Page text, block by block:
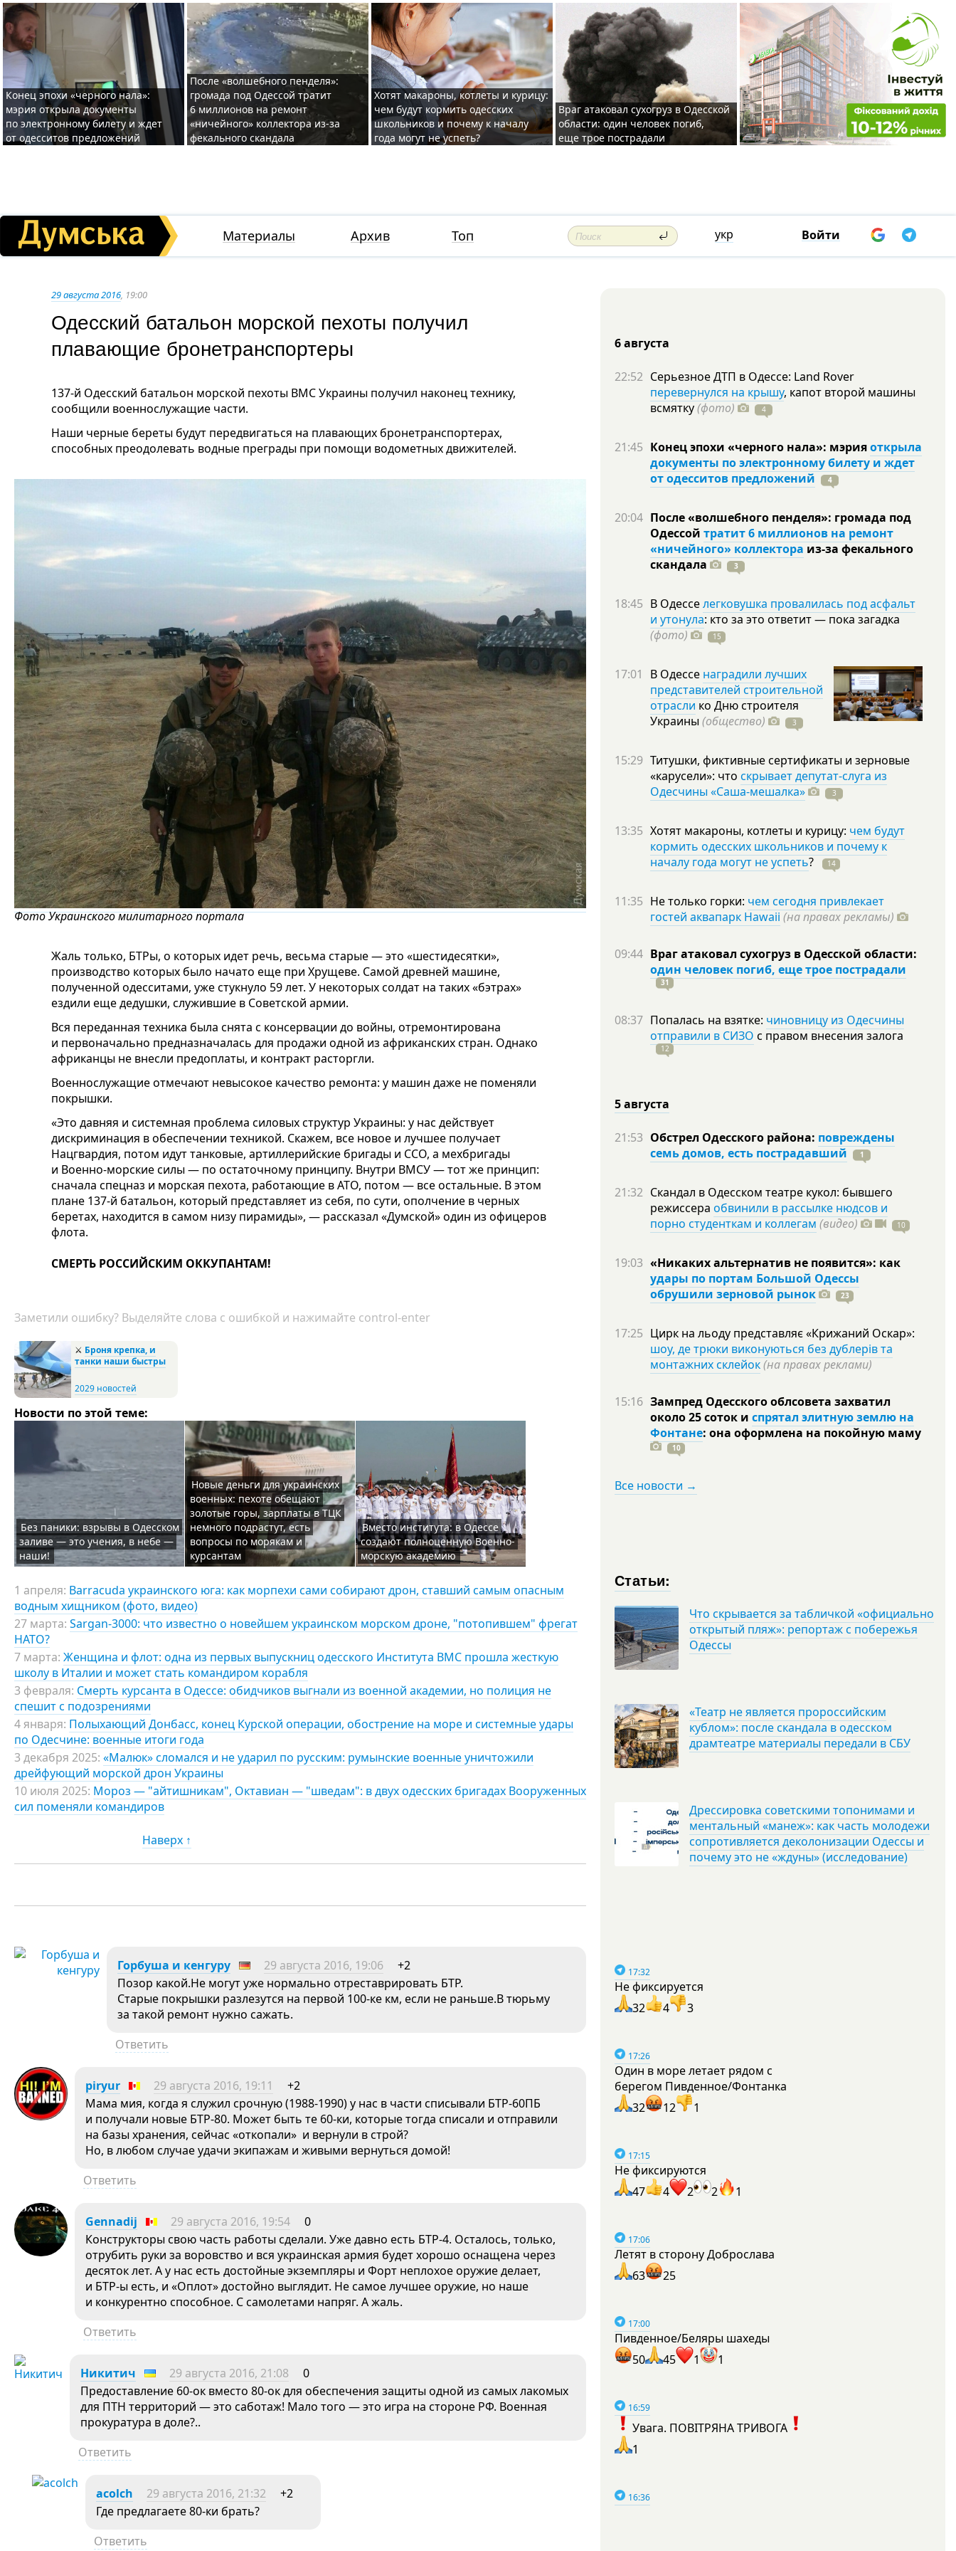
Конец эпохи «черного нала»:
мэрия открыла документы
по электронному билету и ждет
от одесситов предложений
После «волшебного пенделя»:
громада под Одессой тратит
6 миллионов на ремонт
«ничейного» коллектора из-за
фекального скандала
Хотят макароны, котлеты и курицу:
чем будут кормить одесских
школьников и почему к началу
года могут не успеть?
Враг атаковал сухогруз в Одесской
области: один человек погиб,
еще трое пострадали
Материалы Архив Топ укр Войти
29 августа 2016, 19:00
Одесский батальон морской пехоты получил
плавающие бронетранспортеры
137-й Одесский батальон морской пехоты ВМС Украины получил наконец технику,
сообщили военнослужащие части.
Наши черные береты будут передвигаться на плавающих бронетранспортерах,
способных преодолевать водные преграды при помощи водометных движителей.
Фото Украинского милитарного портала
Жаль только, БТРы, о которых идет речь, весьма старые — это «шестидесятки»,
производство которых было начато еще при Хрущеве. Самой древней машине,
полученной одесситами, уже стукнуло 59 лет. У некоторых солдат на таких «бэтрах»
ездили еще дедушки, служившие в Советской армии.
Вся переданная техника была снята с консервации до войны, отремонтирована
и первоначально предназначалась для продажи одной из африканских стран. Однако
африканцы не внесли предоплаты, и контракт расторгли.
Военнослужащие отмечают невысокое качество ремонта: у машин даже не поменяли
покрышки.
«Это давняя и системная проблема силовых структур Украины: у нас действует
дискриминация в обеспечении техникой. Скажем, все новое и лучшее получает
Нацгвардия, потом идут танковые, артиллерийские бригады и ССО, а мехбригады
и Военно-морские силы — по остаточному принципу. Внутри ВМСУ — тот же принцип:
сначала спецназ и морская пехота, работающие в АТО, потом — все остальные. В этом
плане 137-й батальон, который представляет из себя, по сути, ополчение в черных
беретах, находится в самом низу пирамиды», — рассказал «Думской» один из офицеров
флота.
СМЕРТЬ РОССИЙСКИМ ОККУПАНТАМ!
Заметили ошибку? Выделяйте слова с ошибкой и нажимайте control-enter
⚔️ Броня крепка, и
танки наши быстры
2029 новостей
Новости по этой теме:
Без паники: взрывы в Одесском
заливе — это учения, в небе —
наши!
Новые деньги для украинских
военных: пехоте обещают
золотые горы, зарплаты в ТЦК
немного подрастут, есть
вопросы по морякам и
курсантам
Вместо института: в Одессе
создают полноценную Военно-
морскую академию
1 апреля: Barracuda украинского юга: как морпехи сами собирают дрон, ставший самым опасным
водным хищником (фото, видео)
27 марта: Sargan-3000: что известно о новейшем украинском морском дроне, "потопившем" фрегат
НАТО?
7 марта: Женщина и флот: одна из первых выпускниц одесского Института ВМС прошла жесткую
школу в Италии и может стать командиром корабля
3 февраля: Смерть курсанта в Одессе: обидчиков выгнали из военной академии, но полиция не
спешит с подозрениями
4 января: Полыхающий Донбасс, конец Курской операции, обострение на море и системные удары
по Одесчине: военные итоги года
3 декабря 2025: «Малюк» сломался и не ударил по русским: румынские военные уничтожили
дрейфующий морской дрон Украины
10 июля 2025: Мороз — "айтишникам", Октавиан — "шведам": в двух одесских бригадах Вооруженных
сил поменяли командиров
Наверх ↑
Горбуша и кенгуру 29 августа 2016, 19:06
+2
Позор какой.Не могут уже нормально отреставрировать БТР.
Старые покрышки разлезутся на первой 100-ке км, если не раньше.В тюрьму
за такой ремонт нужно сажать.
Ответить
piryur 29 августа 2016, 19:11
+2
Мама мия, когда я служил срочную (1988-1990) у нас в части списывали БТР-60ПБ
и получали новые БТР-80. Может быть те 60-ки, которые тогда списали и отправили
на базы хранения, сейчас «откопали» и вернули в строй?
Но, в любом случае удачи экипажам и живыми вернуться домой!
Ответить
Gennadij 29 августа 2016, 19:54
0
Конструкторы свою часть работы сделали. Уже давно есть БТР-4. Осталось, только,
отрубить руки за воровство и вся украинская армия будет хорошо оснащена через
десяток лет. А у нас есть достойные экземпляры и Форт неплохое оружие делает,
и БТР-ы есть, и «Оплот» достойно выглядит. Не самое лучшее оружие, но наше
и конкурентно способное. С самолетами напряг. А жаль.
Ответить
Никитич 29 августа 2016, 21:08
0
Предоставление 60-ок вместо 80-ок для обеспечения защиты одной из самых лакомых
для ПТН территорий — это саботаж! Мало того — это игра на стороне РФ. Военная
прокуратура в доле?..
Ответить
acolch 29 августа 2016, 21:32
+2
Где предлагаете 80-ки брать?
Ответить
6 августа
22:52 Серьезное ДТП в Одессе: Land Rover
перевернулся на крышу, капот второй машины
всмятку(фото) 4
21:45 Конец эпохи «черного нала»: мэрияоткрыла
документы по электронному билету и ждет
от одесситов предложений
4
20:04 После «волшебного пенделя»: громада под
Одессой тратит 6 миллионов на ремонт
«ничейного» коллектора из-за фекального
скандала
3
18:45 В Одесселегковушка провалилась под асфальт
и утонула: кто за это ответит — пока загадка
(фото)
15
17:01 В Одессе наградили лучших
представителей строительной
отрасли ко Дню строителя
Украины (общество) 3
15:29 Титушки, фиктивные сертификаты и зерновые
«карусели»: что скрывает депутат-слуга из
Одесчины «Саша-мешалка»
3
13:35 Хотят макароны, котлеты и курицу: чем будут
кормить одесских школьников и почему к
началу года могут не успеть? 14
11:35 Не только горки: чем сегодня привлекает
гостей аквапарк Hawaii (на правах рекламы)
09:44 Враг атаковал сухогруз в Одесской области:
один человек погиб, еще трое пострадали
31
08:37 Попалась на взятке: чиновницу из Одесчины
отправили в СИЗО с правом внесения залога
12
5 августа
21:53 Обстрел Одесского района: повреждены
семь домов, есть пострадавший
1
21:32 Скандал в Одесском театре кукол: бывшего
режиссера обвинили в рассылке нюдсов и
порно студенткам и коллегам (видео) 10
19:03 «Никаких альтернатив не появится»: как
удары по портам Большой Одессы
обрушили зерновой рынок
23
17:25 Цирк на льоду представляє «Крижаний Оскар»:
шоу, де трюки виконуються без дублерів та
монтажних склейок(на правах реклами)
15:16 Зампред Одесского облсовета захватил
около 25 соток и спрятал элитную землю на
Фонтане: она оформлена на покойную маму
10
Все новости →
Статьи:
Что скрывается за табличкой «официально
открытый пляж»: репортаж с побережья
Одессы
«Театр не является пророссийским
кублом»: после скандала в одесском
драмтеатре материалы передали в СБУ
Дрессировка советскими топонимами и
ментальный «манеж»: как часть молодежи
сопротивляется деколонизации Одессы и
почему это не «ждуны» (исследование)
17:32
Не фиксируется
32
4 3
17:26
Один в море летает рядом с
берегом Пивденное/Фонтанка
32
12 1
17:15
Не фиксируются
47
4 2 2 1
17:06
Летят в сторону Доброслава
63
25
17:00
Пивденное/Беляры шахеды
50
45 1 1
16:59
Увага. ПОВІТРЯНА ТРИВОГА
1
16:36